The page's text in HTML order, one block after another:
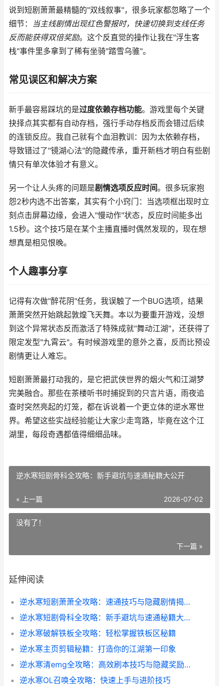
说到短剧萧萧最精髓的"双线叙事"，很多玩家都忽略了一个
细节：
当主线剧情出现红色警报时，快速切换到支线任务
反而能获得双倍奖励。这个反直觉的操作让我在"浮生客
栈"事件里多拿到了稀有坐骑"踏雪乌骓"。
常见误区和解决方案
新手最容易踩坑的是过度依赖存档功能。游戏里每个关键
抉择点其实都有自动存档，强行手动存档反而会错过后续
的连锁反应。我自己就有个血泪教训：因为太依赖存档，
导致错过了"镜湖心法"的隐藏传承，重开新档才明白有些剧
情只有单次体验才有意义。
另一个让人头疼的问题是剧情选项反应时间。很多玩家抱
怨2秒内选不出答案，其实有个小窍门：当选项框出现时立
刻点击屏幕边缘，会进入"慢动作"状态，反应时间能多出
1.5秒。这个技巧是在某个主播直播时偶然发现的，现在想
想真是相见恨晚。
个人趣事分享
记得有次做"醉花阴"任务，我误触了一个BUG选项，结果
萧萧突然开始跳起敦煌飞天舞。本以为要重开游戏，没想
到这个异常状态反而激活了特殊成就"舞动江湖"，还获得了
限定发型"九霄云"。有时候游戏里的意外之喜，反而比预设
剧情更让人难忘。
短剧萧萧最打动我的，是它把武侠世界的烟火气和江湖梦
完美融合。那些在茶楼听书时捕捉到的只言片语，雨夜追
查时突然亮起的灯笼，都在诉说着一个更立体的逆水寒世
界。希望这些实战经验能让大家少走弯路，毕竟在这个江
湖里，每段奇遇都值得细细品味。
逆水寒短剧骨科全攻略：新手避坑与速通秘籍大公开
« 上一篇 2026-07-02
没有了！
下一篇 »
延伸阅读
逆水寒短剧萧萧全攻略：速通技巧与隐藏剧情揭秘
逆水寒短剧骨科全攻略：新手避坑与速通秘籍大公开
逆水寒破解铁板全攻略：轻松掌握铁板区秘籍
逆水寒主页剪辑秘籍：打造你的江湖第一印象
逆水寒清emg全攻略：高效刷本技巧与隐藏奖励揭秘
逆水寒OL召唤全攻略：快速上手与进阶技巧